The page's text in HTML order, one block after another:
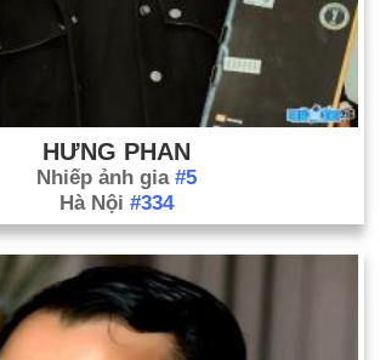
HƯNG PHAN
Nhiếp ảnh gia #5
Hà Nội #334